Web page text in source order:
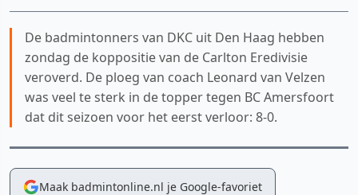
De badmintonners van DKC uit Den Haag hebben
zondag de koppositie van de Carlton Eredivisie
veroverd. De ploeg van coach Leonard van Velzen
was veel te sterk in de topper tegen BC Amersfoort
dat dit seizoen voor het eerst verloor: 8-0.
Maak badmintonline.nl je Google-favoriet